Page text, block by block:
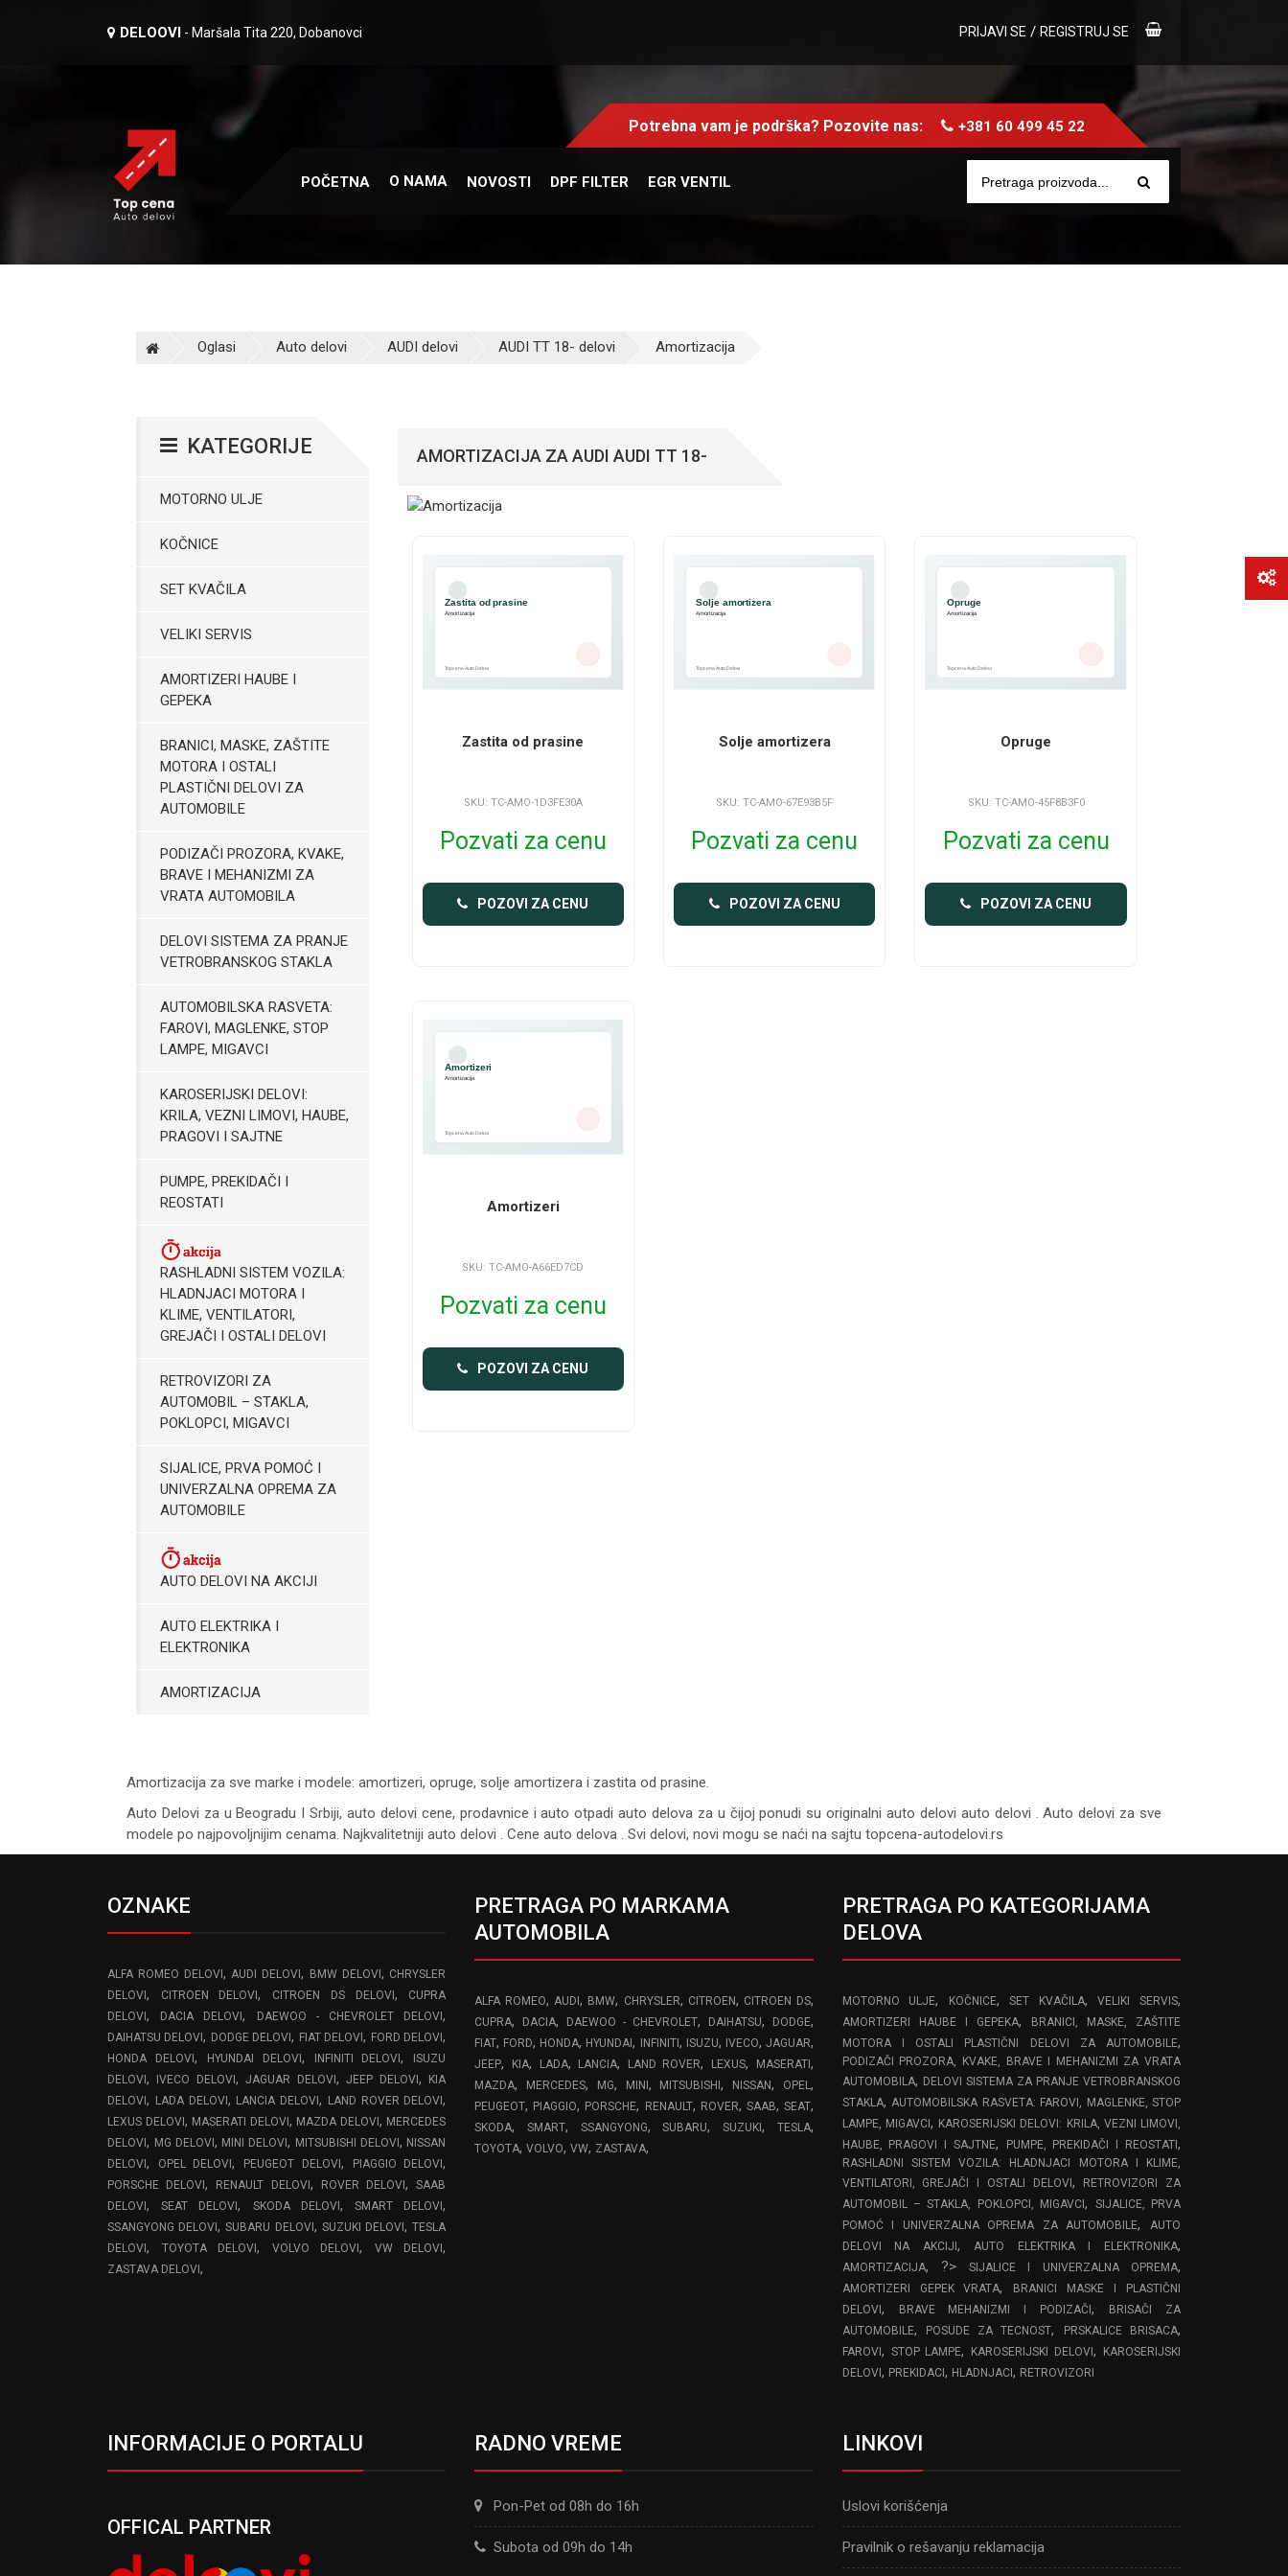
DELOOVI - Maršala Tita 220, Dobanovci PRIJAVI SE / REGISTRUJ SE
Potrebna vam je podrška? Pozovite nas: +381 60 499 45 22
POČETNA O NAMA NOVOSTI DPF FILTER EGR VENTIL
Oglasi Auto delovi AUDI delovi AUDI TT 18- delovi Amortizacija
KATEGORIJE
MOTORNO ULJE
KOČNICE
SET KVAČILA
VELIKI SERVIS
AMORTIZERI HAUBE I
GEPEKA
BRANICI, MASKE, ZAŠTITE
MOTORA I OSTALI
PLASTIČNI DELOVI ZA
AUTOMOBILE
PODIZAČI PROZORA, KVAKE,
BRAVE I MEHANIZMI ZA
VRATA AUTOMOBILA
DELOVI SISTEMA ZA PRANJE
VETROBRANSKOG STAKLA
AUTOMOBILSKA RASVETA:
FAROVI, MAGLENKE, STOP
LAMPE, MIGAVCI
KAROSERIJSKI DELOVI:
KRILA, VEZNI LIMOVI, HAUBE,
PRAGOVI I SAJTNE
PUMPE, PREKIDAČI I
REOSTATI
RASHLADNI SISTEM VOZILA:
HLADNJACI MOTORA I
KLIME, VENTILATORI,
GREJAČI I OSTALI DELOVI
RETROVIZORI ZA
AUTOMOBIL – STAKLA,
POKLOPCI, MIGAVCI
SIJALICE, PRVA POMOĆ I
UNIVERZALNA OPREMA ZA
AUTOMOBILE
AUTO DELOVI NA AKCIJI
AUTO ELEKTRIKA I
ELEKTRONIKA
AMORTIZACIJA
AMORTIZACIJA ZA AUDI AUDI TT 18-
Zastita od prasine
SKU: TC-AMO-1D3FE30A
Pozvati za cenu
POZOVI ZA CENU
Solje amortizera
SKU: TC-AMO-67E93B5F
Pozvati za cenu
POZOVI ZA CENU
Opruge
SKU: TC-AMO-45F8B3F0
Pozvati za cenu
POZOVI ZA CENU
Amortizeri
SKU: TC-AMO-A66ED7CD
Pozvati za cenu
POZOVI ZA CENU
Amortizacija za sve marke i modele: amortizeri, opruge, solje amortizera i zastita od prasine.
Auto Delovi za u Beogradu I Srbiji, auto delovi cene, prodavnice i auto otpadi auto delova za u čijoj ponudi su originalni auto delovi auto delovi . Auto delovi za sve
modele po najpovoljnijim cenama. Najkvalitetniji auto delovi . Cene auto delova . Svi delovi, novi mogu se naći na sajtu topcena-autodelovi.rs
OZNAKE
ALFA ROMEO DELOVI ,AUDI DELOVI, BMW DELOVI , CHRYSLER
DELOVI , CITROEN DELOVI, CITROEN DS DELOVI ,
CUPRA
DELOVI , DACIA DELOVI, DAEWOO - CHEVROLET DELOVI,
DAIHATSU DELOVI, DODGE DELOVI, FIAT DELOVI, FORD DELOVI,
HONDA DELOVI , HYUNDAI DELOVI , INFINITI DELOVI,
ISUZU
DELOVI , IVECO DELOVI ,JAGUAR DELOVI ,JEEP DELOVI ,
KIA
DELOVI , LADA DELOVI , LANCIA DELOVI, LAND ROVER DELOVI,
LEXUS DELOVI , MASERATI DELOVI , MAZDA DELOVI , MERCEDES
DELOVI , MG DELOVI , MINI DELOVI, MITSUBISHI DELOVI , NISSAN
DELOVI , OPEL DELOVI, PEUGEOT DELOVI , PIAGGIO DELOVI,
PORSCHE DELOVI, RENAULT DELOVI , ROVER DELOVI,SAAB
DELOVI ,SEAT DELOVI, SKODA DELOVI ,SMART DELOVI,
SSANGYONG DELOVI,SUBARU DELOVI , SUZUKI DELOVI,TESLA
DELOVI , TOYOTA DELOVI, VOLVO DELOVI, VW DELOVI,
ZASTAVA DELOVI ,
PRETRAGA PO MARKAMA
AUTOMOBILA
ALFA ROMEO,AUDI, BMW, CHRYSLER, CITROEN, CITROEN DS,
CUPRA, DACIA, DAEWOO - CHEVROLET, DAIHATSU, DODGE,
FIAT, FORD, HONDA, HYUNDAI, INFINITI , ISUZU, IVECO, JAGUAR,
JEEP, KIA, LADA, LANCIA, LAND ROVER, LEXUS, MASERATI ,
MAZDA, MERCEDES, MG, MINI , MITSUBISHI, NISSAN, OPEL,
PEUGEOT, PIAGGIO, PORSCHE, RENAULT, ROVER, SAAB, SEAT,
SKODA, SMART, SSANGYONG,SUBARU,SUZUKI, TESLA,
TOYOTA,VOLVO,VW, ZASTAVA,
PRETRAGA PO KATEGORIJAMA
DELOVA
MOTORNO ULJE, KOČNICE,SET KVAČILA,VELIKI SERVIS,
AMORTIZERI HAUBE I GEPEKA,
BRANICI, MASKE, ZAŠTITE
MOTORA I OSTALI PLASTIČNI DELOVI ZA AUTOMOBILE,
PODIZAČI PROZORA, KVAKE, BRAVE I MEHANIZMI ZA VRATA
AUTOMOBILA, DELOVI SISTEMA ZA PRANJE VETROBRANSKOG
STAKLA,AUTOMOBILSKA RASVETA: FAROVI, MAGLENKE, STOP
LAMPE, MIGAVCI , KAROSERIJSKI DELOVI: KRILA, VEZNI LIMOVI,
HAUBE, PRAGOVI I SAJTNE, PUMPE, PREKIDAČI I REOSTATI,
RASHLADNI SISTEM VOZILA: HLADNJACI MOTORA I KLIME,
VENTILATORI, GREJAČI I OSTALI DELOVI ,
RETROVIZORI ZA
AUTOMOBIL – STAKLA, POKLOPCI, MIGAVCI,
SIJALICE, PRVA
POMOĆ I UNIVERZALNA OPREMA ZA AUTOMOBILE,
AUTO
DELOVI NA AKCIJI ,AUTO ELEKTRIKA I ELEKTRONIKA,
AMORTIZACIJA, ?>SIJALICE I UNIVERZALNA OPREMA,
AMORTIZERI GEPEK VRATA,
BRANICI MASKE I PLASTIČNI
DELOVI , BRAVE MEHANIZMI I PODIZAČI,
BRISAČI ZA
AUTOMOBILE, POSUDE ZA TECNOST, PRSKALICE BRISACA,
FAROVI , STOP LAMPE, KAROSERIJSKI DELOVI,
KAROSERIJSKI
DELOVI , PREKIDACI , HLADNJACI , RETROVIZORI
INFORMACIJE O PORTALU
OFFICAL PARTNER
RADNO VREME
Pon-Pet od 08h do 16h
Subota od 09h do 14h
LINKOVI
Uslovi korišćenja
Pravilnik o rešavanju reklamacija